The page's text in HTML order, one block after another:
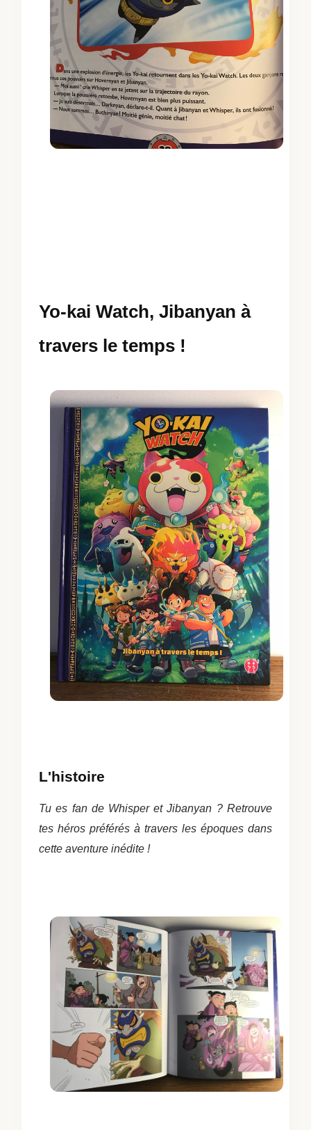
Yo-kai Watch, Jibanyan à
travers le temps !
L'histoire
Tu es fan de Whisper et Jibanyan ? Retrouve
tes héros préférés à travers les époques dans
cette aventure inédite !